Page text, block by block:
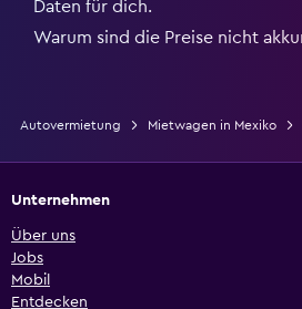
Daten für dich.
Warum sind die Preise nicht
Autovermietung Mietwagen in Mexiko
Unternehmen
Über uns
Jobs
Mobil
Entdecken